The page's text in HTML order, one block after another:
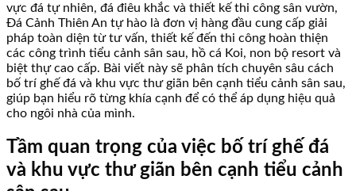
vực đá tự nhiên, đá điêu khắc và thiết kế thi công sân vườn,
Đá Cảnh Thiên An tự hào là đơn vị hàng đầu cung cấp giải
pháp toàn diện từ tư vấn, thiết kế đến thi công hoàn thiện
các công trình tiểu cảnh sân sau, hồ cá Koi, non bộ resort và
biệt thự cao cấp. Bài viết này sẽ phân tích chuyên sâu cách
bố trí ghế đá và khu vực thư giãn bên cạnh tiểu cảnh sân sau,
giúp bạn hiểu rõ từng khía cạnh để có thể áp dụng hiệu quả
cho ngôi nhà của mình.
Tầm quan trọng của việc bố trí ghế đá
và khu vực thư giãn bên cạnh tiểu cảnh